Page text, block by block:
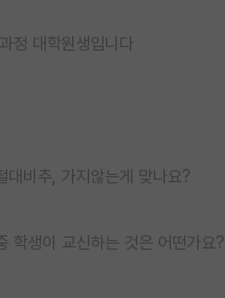
정 대학원생입니다
대비추, 가지않는게 맞나요?
학생이 교신하는 것은 어떤가요?